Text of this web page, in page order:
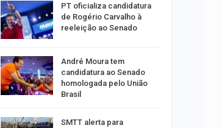
PT oficializa candidatura
de Rogério Carvalho à
reeleição ao Senado
André Moura tem
candidatura ao Senado
homologada pelo União
Brasil
SMTT alerta para